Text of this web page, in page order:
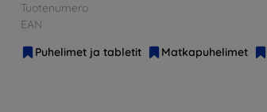
Tuotenumero
EAN
Puhelimet ja tabletit
Matkapuhelimet